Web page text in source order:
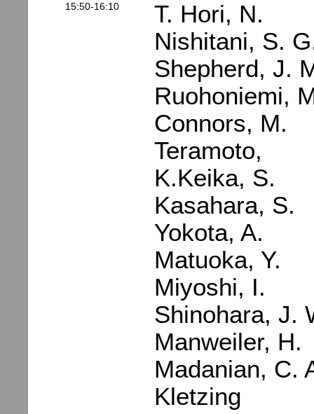
15:50-16:10
T. Hori, N.
Nishitani, S.
Shepherd, J.
Ruohoniemi,
Connors, M.
Teramoto,
K.Keika, S.
Kasahara, S.
Yokota, A.
Matuoka, Y.
Miyoshi, I.
Shinohara, J.
Manweiler, H.
Madanian, C.
Kletzing